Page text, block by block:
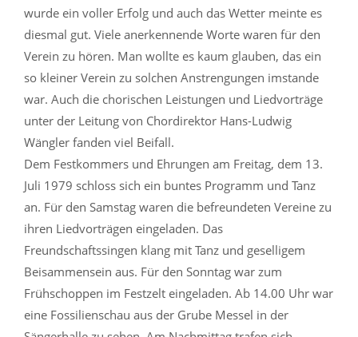
wurde ein voller Erfolg und auch das Wetter meinte es
diesmal gut. Viele anerkennende Worte waren für den
Verein zu hören. Man wollte es kaum glauben, das ein
so kleiner Verein zu solchen Anstrengungen imstande
war. Auch die chorischen Leistungen und Liedvorträge
unter der Leitung von Chordirektor Hans-Ludwig
Wängler fanden viel Beifall.
Dem Festkommers und Ehrungen am Freitag, dem 13.
Juli 1979 schloss sich ein buntes Programm und Tanz
an. Für den Samstag waren die befreundeten Vereine zu
ihren Liedvorträgen eingeladen. Das
Freundschaftssingen klang mit Tanz und geselligem
Beisammensein aus. Für den Sonntag war zum
Frühschoppen im Festzelt eingeladen. Ab 14.00 Uhr war
eine Fossilienschau aus der Grube Messel in der